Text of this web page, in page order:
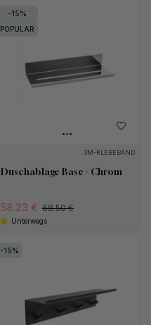
15
POPULAR
3M-KLEBEBAND
Duschablage Base - Chrom
58.23 € 68.50 €
Unterwegs
15